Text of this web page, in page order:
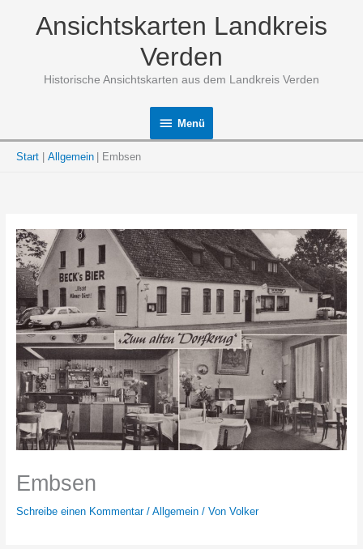
Ansichtskarten Landkreis
Verden
Historische Ansichtskarten aus dem Landkreis Verden
Menü
Menü
Start Allgemein Embsen
Embsen
Schreibe einen Kommentar / Allgemein/ Von Volker